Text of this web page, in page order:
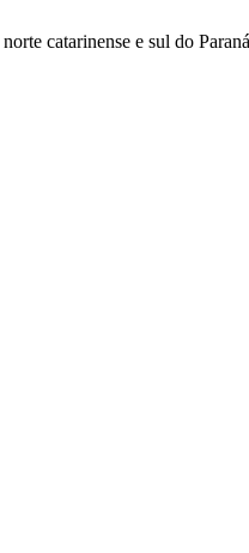
catarinense e sul do